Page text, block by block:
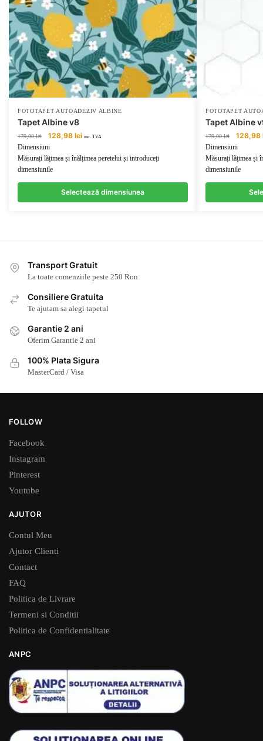
FOTOTAPET AUTOADEZIV ALBINE
Tapet Albine v8
179,00lei
Prețul
inițial
a
fost:
128,98 leiPrețul
este:
inc. TVA
Dimensiuni
Măsurați lățimea și înălțimea peretelui și introduceți
dimensiunile
Selectează dimensiunea
FOTOTAPET
Tapet Albine
179,00lei
Prețul
inițial
a
fost:
128,98
Dimensiuni
Măsurați lățimea și
dimensiunile
Transport Gratuit
La toate comenziile peste 250 Ron
Consiliere Gratuita
Te ajutam sa alegi tapetul
Garantie 2 ani
Oferim Garantie 2 ani
100% Plata Sigura
MasterCard / Visa
FOLLOW
Facebook
Instagram
Pinterest
Youtube
AJUTOR
Contul Meu
Ajutor Clienti
Contact
FAQ
Politica de Livrare
Termeni si Conditii
Politica de Confidentialitate
ANPC